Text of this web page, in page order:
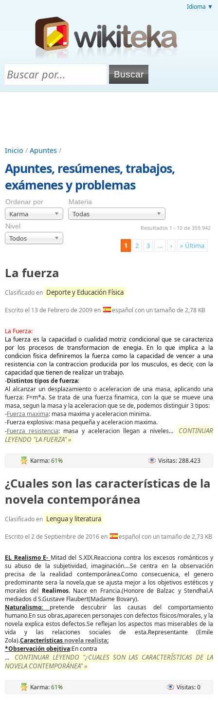
Idioma ▼
Inicio / Apuntes /
Apuntes, resúmenes, trabajos,
exámenes y problemas
Ordenar por
Karma
Materia
Todas
Nivel
Todos
Resultados 1 - 10 de 359.942
1 2 3 … › » Última
La fuerza
Clasificado en Deporte y Educación Física
Escrito el 13 de Febrero de 2009en español con un tamaño de 2,78 KB
La Fuerza:
La fuerza es la capacidad o cualidad motriz condicional que se caracteriza
por los procesos de transformacion de enegia. En lo que implica a la
condicion fisica definiremos la fuerza como la capacidad de vencer a una
resistencia con la contraccion producida por los musculos, es decir, con la
capacidad que tienen de realizar un trabajo.
-Distintos tipos de fuerza:
Al alcanzar un desplazamiento o aceleracion de una masa, aplicando una
fuerza: F=m*a. Se trata de una fuerza finamica, con la que se mueve una
masa, segun la masa y la aceleracion que se de, podemos distinguir 3 tipos:
-Fuerza maxima: masa maxima y aceleracion minima.
-Fuerza explosiva: masa pequeña y aceleracion maxima.
-Fuerza resistencia: masa y aceleracion llegan a niveles...
CONTINUAR
LEYENDO "LA FUERZA" »
Karma:61% Visitas: 288.423
¿Cuales son las características de la
novela contemporánea
Clasificado en Lengua y literatura
Escrito el 2 de Septiembre de 2016en español con un tamaño de 2,73 KB
EL Realismo E- Mitad del S.XIX.Reacciona contra los excesos románticos y
su abuso de la subjetividad, imaginación....Se centra en la observación
precisa de la realidad contemporánea.Como consecuenica, el genero
predominante sera la novela,que se ajusta mejor a los objetivos estéticos y
morales del Realimos. Nace en Francia.(Honore de Balzac y Stendhal.A
mediados d S.Gustave Flaubert(Madame Bovary).
Naturalismo: pretende descubrir las causas del comportamiento
humano.En sus obras,aparecen personajes con defectos físicos/morales, y la
novela explica estos defectos.Se reflejan los aspectos mas miserables de la
vida y las relaciones sociales de esta.Representante (Emile
Zola).Características novela realista:
*Observación obejtiva:En contra
...
CONTINUAR LEYENDO "¿CUALES SON LAS CARACTERÍSTICAS DE LA
NOVELA CONTEMPORÁNEA" »
Karma:61% Visitas: 0